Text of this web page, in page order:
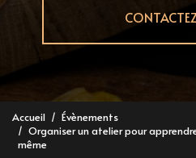
Accueil
Évènements
Organiser un atelier pour
même